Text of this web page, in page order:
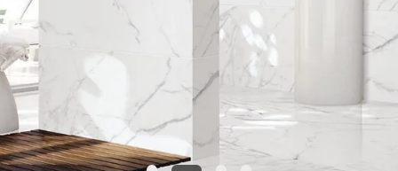
YÊU
CẦU
ĐẶT
GIÁ